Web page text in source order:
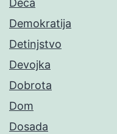
Deca
Demokratija
Detinjstvo
Devojka
Dobrota
Dom
Dosada